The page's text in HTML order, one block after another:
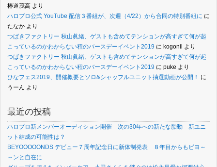
椿道茂高 より
ハロプロ公式 YouTube 配信３番組が、次週（4/22）から合同の特別番組に に
たなか より
つばきファクトリー 秋山眞緒、ゲストも含めてテンションが高すぎて何が起
こっているのかわからない程のバースデーイベント2019 に kogonil より
つばきファクトリー 秋山眞緒、ゲストも含めてテンションが高すぎて何が起
こっているのかわからない程のバースデーイベント2019 に puke より
ひなフェス2019、開催概要とソロ&シャッフルユニット抽選動画が公開！
に
うーん より
最近の投稿
ハロプロ新メンバーオーディション開催 次の30年への新たな胎動 新ユニ
ット結成の可能性は？
BEYOOOOONDS デビュー７周年記念日に新体制発表 ８年目からもビヨ～
～ンと自在に